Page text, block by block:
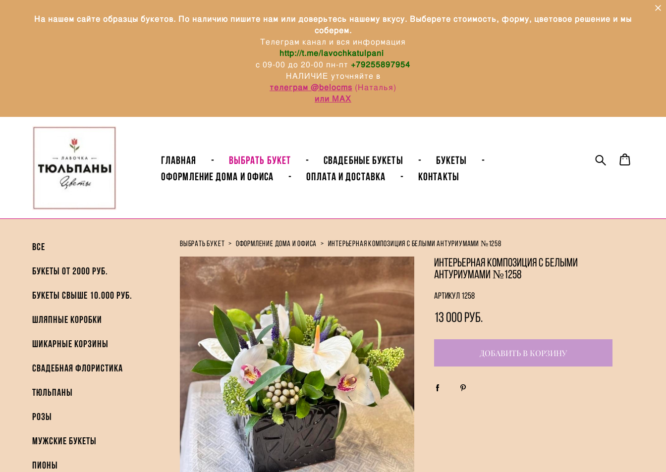
На нашем сайте образцы букетов. По наличию пишите нам или доверьтесь нашему вкусу. Выберете стоимость, форму, цветовое решение и мы
соберем.
Телеграм канал и вся информация
http://t.me/lavochkatulpani
с 09-00 до 20-00 пн-пт +79255897954
НАЛИЧИЕ уточняйте в
телеграм @belocms (Наталья)
или МАХ
Главная - ВЫБРАТЬ БУКЕТ - Свадебные букеты - БУКЕТЫ
-
Оформление Дома и Офиса
- Оплата и доставка - Контакты
ВСЕ
Букеты от 2000 руб.
Букеты свыше 10.000 руб.
Шляпные коробки
Шикарные Корзины
Свадебная флористика
Тюльпаны
Розы
Мужские букеты
Пионы
выбрать букет > оформление дома и офиса > интерьерная композиция с белыми антуриумами №1258
Интерьерная композиция с белыми
Антуриумами №1258
Артикул 1258
13 000 pуб.
ДОБАВИТЬ В КОРЗИНУ